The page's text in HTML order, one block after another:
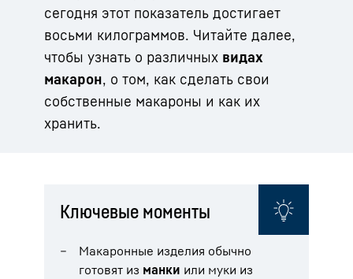
сегодня этот показатель достигает
восьми килограммов. Читайте далее,
чтобы узнать о различных видах
макарон, о том, как сделать свои
собственные макароны и как их
хранить.
Ключевые моменты
Макаронные изделия обычно
готовят из манки или муки из